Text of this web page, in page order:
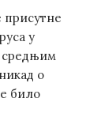
присутне
у
средњим
о
било